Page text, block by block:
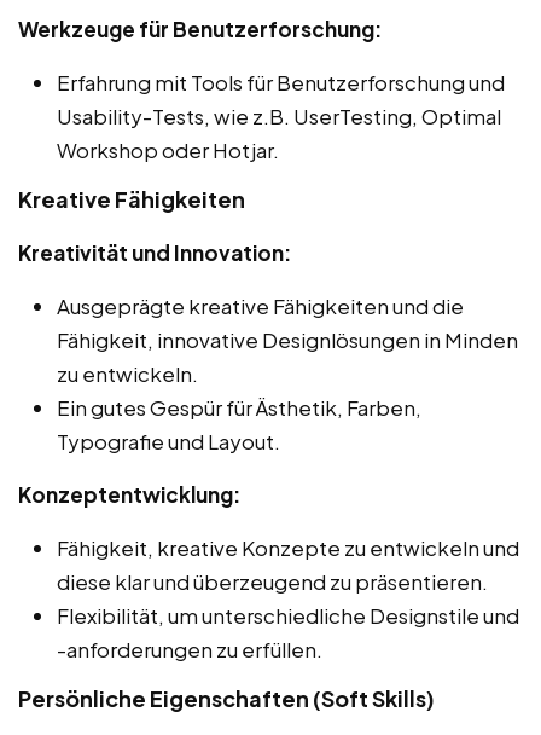
Werkzeuge für Benutzerforschung:
Erfahrung mit Tools für Benutzerforschung und
Usability-Tests, wie z.B. UserTesting, Optimal
Workshop oder Hotjar.
Kreative Fähigkeiten
Kreativität und Innovation:
Ausgeprägte kreative Fähigkeiten und die
Fähigkeit, innovative Designlösungen in Minden
zu entwickeln.
Ein gutes Gespür für Ästhetik, Farben,
Typografie und Layout.
Konzeptentwicklung:
Fähigkeit, kreative Konzepte zu entwickeln und
diese klar und überzeugend zu präsentieren.
Flexibilität, um unterschiedliche Designstile und
-anforderungen zu erfüllen.
Persönliche Eigenschaften (Soft Skills)